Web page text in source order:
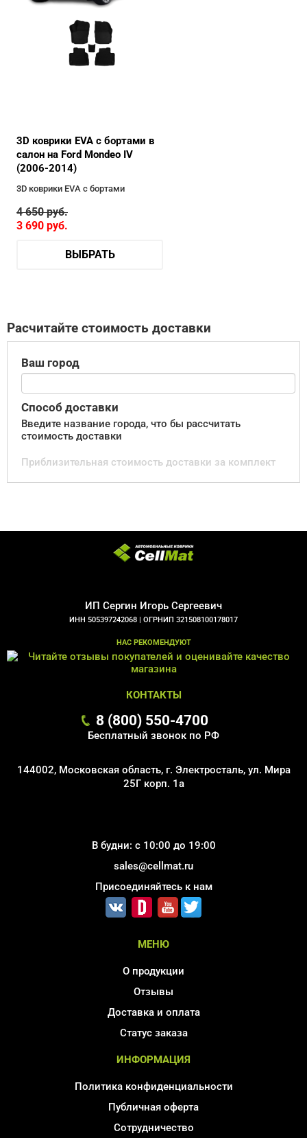
3D коврики EVA с бортами в
салон на Ford Mondeo IV
(2006-2014)
3D коврики EVA с бортами
4 650руб.
3 690 руб.
ВЫБРАТЬ
Расчитайте стоимость доставки
Ваш город
Способ доставки
Введите название города, что бы рассчитать
стоимость доставки
Приблизительная стоимость доставки за комплект
ИП Сергин Игорь Сергеевич
ИНН 505397242068 | ОГРНИП 321508100178017
НАС РЕКОМЕНДУЮТ
КОНТАКТЫ
8 (800) 550-4700
Бесплатный звонок по РФ
144002, Московская область, г. Электросталь, ул. Мира
25Г корп. 1а
В будни: с 10:00 до 19:00
sales@cellmat.ru
Присоединяйтесь к нам
МЕНЮ
О продукции
Отзывы
Доставка и оплата
Статус заказа
ИНФОРМАЦИЯ
Политика конфиденциальности
Публичная оферта
Сотрудничество